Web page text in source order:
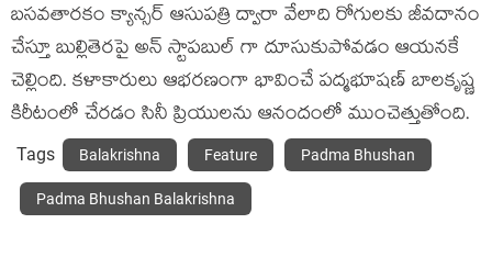
బసవతారకం క్యాన్సర్ ఆసుపత్రి ద్వారా వేలాది రోగులకు జీవదానం
చేస్తూ బుల్లితెరపై అన్ స్టాపబుల్ గా దూసుకుపోవడం ఆయనకే
చెల్లింది. కళాకారులు ఆభరణంగా భావించే పద్మభూషణ్ బాలకృష్ణ
కిరీటంలో చేరడం సినీ ప్రియులను ఆనందంలో ముంచెత్తుతోంది.
Tags Balakrishna Feature Padma Bhushan
Padma Bhushan Balakrishna